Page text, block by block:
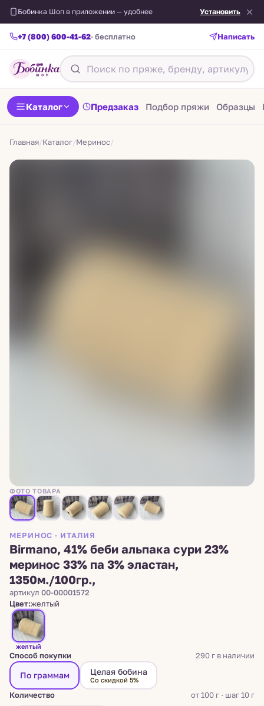
Бобинка Шоп в приложении — удобнее Установить
+7 (800) 600-41-62· бесплатно Написать
Каталог Предзаказ Подбор пряжи Образцы
Главная/Каталог/Меринос/
ФОТО ТОВАРА
МЕРИНОС · ИТАЛИЯ
Birmano, 41% беби альпака сури 23%
меринос 33% па 3% эластан,
1350м./100гр.,
артикул 00-00001572
Цвет:желтый
желтый
Способ покупки 290 г в наличии
По граммам Целая бобина
Со скидкой 5%
Количество от 100 г · шаг 10 г